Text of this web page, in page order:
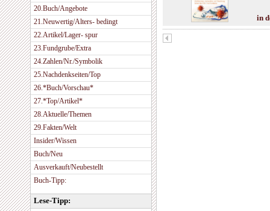
20.Buch/Angebote
21.Neuwertig/Alters- bedingt
22.Artikel/Lager- spur
23.Fundgrube/Extra
24.Zahlen/Nr./Symbolik
25.Nachdenkseiten/Top
26.*Buch/Vorschau*
27.*Top/Artikel*
28.Aktuelle/Themen
29.Fakten/Welt
Insider/Wissen
Buch/Neu
Ausverkauft/Neubestellt
Buch-Tipp:
Lese-Tipp:
in